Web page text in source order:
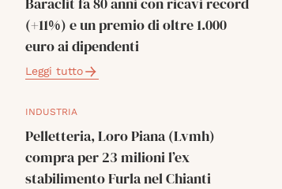
(+11%) e un premio di oltre 1.000
euro ai dipendenti
Leggi tutto
INDUSTRIA
Pelletteria, Loro Piana (Lvmh)
compra per 23 milioni l’ex
stabilimento Furla nel Chianti